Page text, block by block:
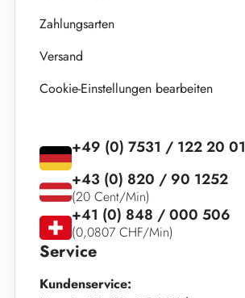
Zahlungsarten
Versand
Cookie-Einstellungen bearbeiten
Service
Kundenservice:
+49 (0) 7531 / 122 20 01
+43 (0) 820 / 90 1252
(20 Cent/Min)
+41 (0) 848 / 000 506
(0,0807 CHF/Min)